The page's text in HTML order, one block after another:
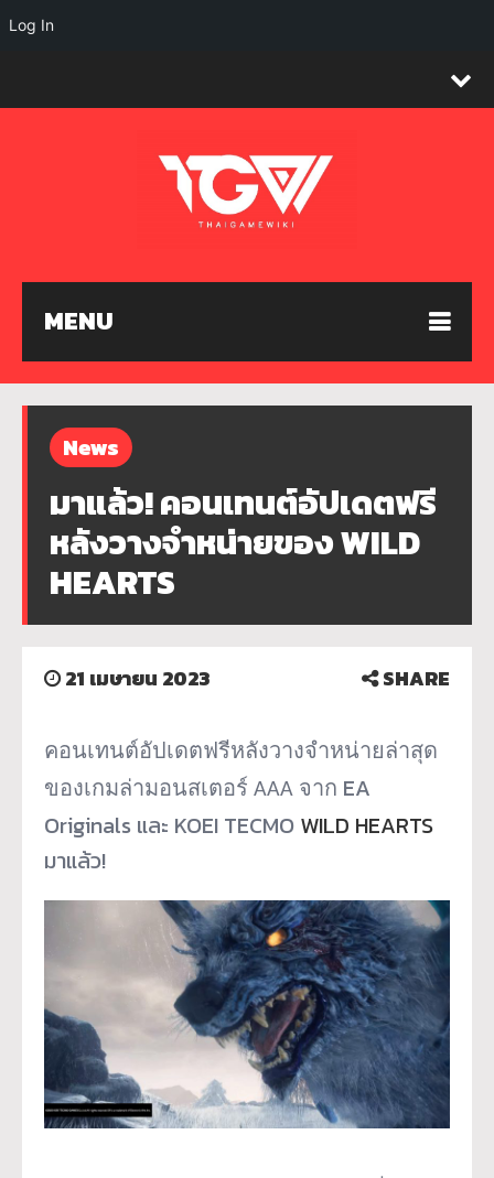
MENU
News
มาแล้ว! คอนเทนต์อัปเดตฟรี
หลังวางจำหน่ายของ WILD
HEARTS
21 เมษายน 2023 SHARE
คอนเทนต์อัปเดตฟรีหลังวางจำหน่ายล่าสุด
ของเกมล่ามอนสเตอร์ AAA จาก EA
Originals และ KOEI TECMO WILD HEARTS
มาแล้ว!
Log In